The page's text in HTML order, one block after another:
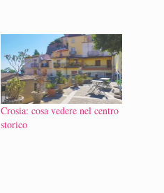
Crosia: cosa vedere nel centro
storico